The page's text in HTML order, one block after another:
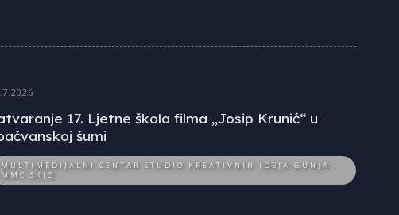
17. Ljetne škola filma „Josip Krunić“ u
šumi
MULTIMEDIJALNI CENTAR STUDIO KREATIVNIH IDEJA GUNJA -
MMC SKIG